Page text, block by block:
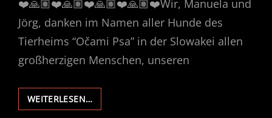
❤️🙏🏽❤️🙏🏽❤️🙏🏽❤️🙏🏽❤️Wir, Manuela und
Jörg, danken im Namen aller Hunde des
Tierheims “Očami Psa” in der Slowakei allen
großherzigen Menschen, unseren
WEITERLESEN…HUNDEHERZEN
SAGEN